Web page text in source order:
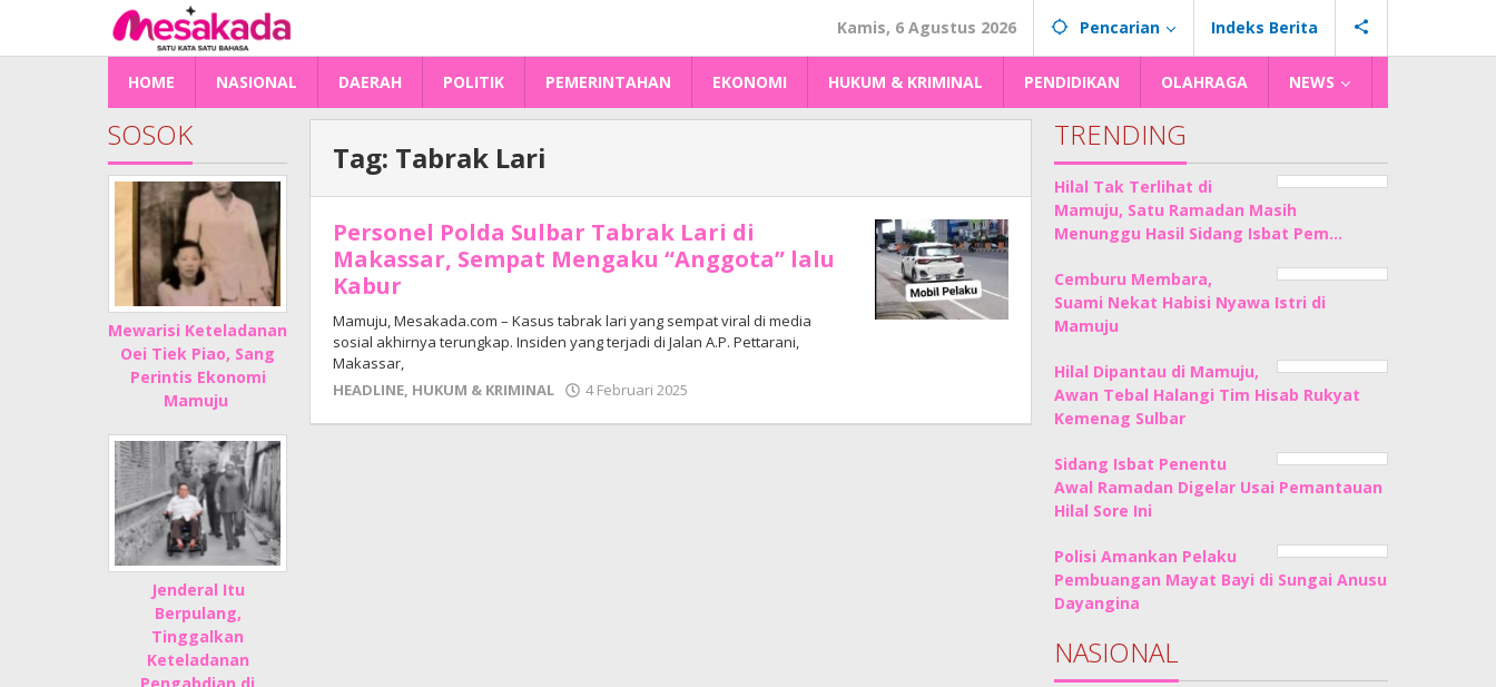
konten
Kamis, 6 Agustus 2026 Pencarian Indeks Berita
HOME NASIONAL DAERAH POLITIK PEMERINTAHAN EKONOMI HUKUM & KRIMINAL PENDIDIKAN OLAHRAGA NEWS
SOSOK
Mewarisi Keteladanan
Oei Tiek Piao, Sang
Perintis Ekonomi
Mamuju
Jenderal Itu
Berpulang,
Tinggalkan
Keteladanan
Tag: Tabrak Lari
Personel Polda Sulbar Tabrak Lari di
Makassar, Sempat Mengaku “Anggota” lalu
Kabur
Mamuju, Mesakada.com – Kasus tabrak lari yang sempat viral di media
sosial akhirnya terungkap. Insiden yang terjadi di Jalan A.P. Pettarani,
Makassar,
HEADLINE, HUKUM & KRIMINAL 4 Februari 2025
Junaedi
TRENDING
Hilal Tak Terlihat di
Mamuju, Satu Ramadan Masih
Menunggu Hasil Sidang Isbat Pem…
Cemburu Membara,
Suami Nekat Habisi Nyawa Istri di
Mamuju
Hilal Dipantau di Mamuju,
Awan Tebal Halangi Tim Hisab Rukyat
Kemenag Sulbar
Sidang Isbat Penentu
Awal Ramadan Digelar Usai Pemantauan
Hilal Sore Ini
Polisi Amankan Pelaku
Pembuangan Mayat Bayi di Sungai Anusu
Dayangina
NASIONAL